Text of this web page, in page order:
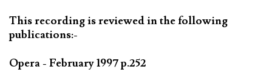
This recording is reviewed in the following
publications:-
Opera - February 1997 p.252